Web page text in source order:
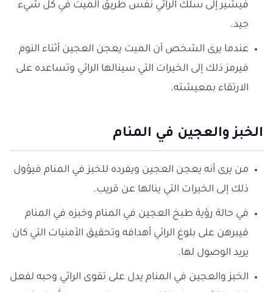
فيشير إلى سلك الرائي نفس طريق الميت في كل شيء
جيد.
عندما يرى الشخص أن الميت يعجن العجين أثناء النوم
فيرمز ذلك إلى الخيرات التي سينالها الرائي وتساعده على
الارتقاء بمعيشته.
الخبز والعجين في المنام
من يرى أنه يعجن العجين ويفرده للخبز في المنام فيؤول
ذلك إلى الخيرات التي ينالها عن قريب.
في حالة رؤية طبخ العجين في المنام وخبزه في المنام
فيبرهن على بلوغ الرائي أهدافه وتحقيق الأمنيات التي كان
يريد الوصول لها.
الخبز والعجين في المنام يدل على تقوى الرائي وحبه لفعل